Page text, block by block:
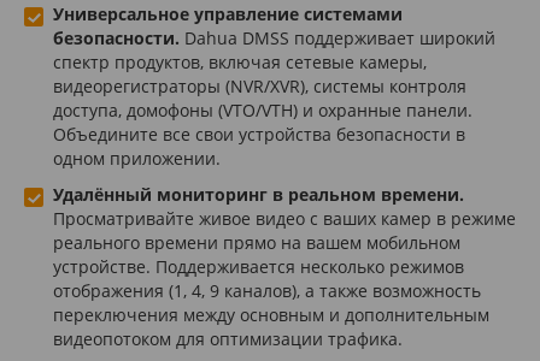
Универсальное управление системами
безопасности. Dahua DMSS поддерживает широкий
спектр продуктов, включая сетевые камеры,
видеорегистраторы (NVR/XVR), системы контроля
доступа, домофоны (VTO/VTH) и охранные панели.
Объедините все свои устройства безопасности в
одном приложении.
Удалённый мониторинг в реальном времени.
Просматривайте живое видео с ваших камер в режиме
реального времени прямо на вашем мобильном
устройстве. Поддерживается несколько режимов
отображения (1, 4, 9 каналов), а также возможность
переключения между основным и дополнительным
видеопотоком для оптимизации трафика.